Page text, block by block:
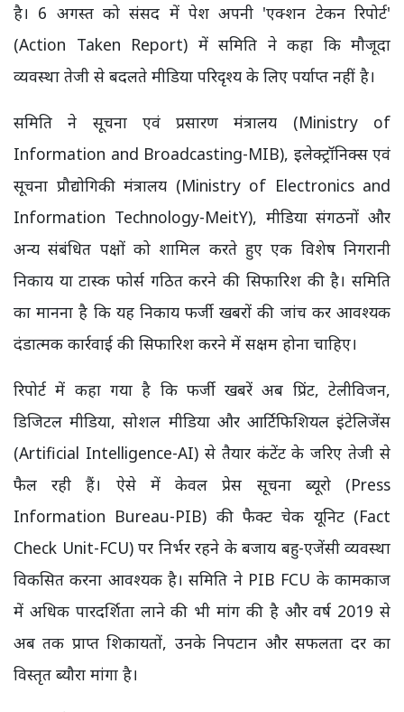
है। 6 अगस्त को संसद में पेश अपनी 'एक्शन टेकन रिपोर्ट'
(Action Taken Report) में समिति ने कहा कि मौजूदा
व्यवस्था तेजी से बदलते मीडिया परिदृश्य के लिए पर्याप्त नहीं है।
समिति ने सूचना एवं प्रसारण मंत्रालय (Ministry of
Information and Broadcasting-MIB), इलेक्ट्रॉनिक्स एवं
सूचना प्रौद्योगिकी मंत्रालय (Ministry of Electronics and
Information Technology-MeitY), मीडिया संगठनों और
अन्य संबंधित पक्षों को शामिल करते हुए एक विशेष निगरानी
निकाय या टास्क फोर्स गठित करने की सिफारिश की है। समिति
का मानना है कि यह निकाय फर्जी खबरों की जांच कर आवश्यक
दंडात्मक कार्रवाई की सिफारिश करने में सक्षम होना चाहिए।
रिपोर्ट में कहा गया है कि फर्जी खबरें अब प्रिंट, टेलीविजन,
डिजिटल मीडिया, सोशल मीडिया और आर्टिफिशियल इंटेलिजेंस
(Artificial Intelligence-AI) से तैयार कंटेंट के जरिए तेजी से
फैल रही हैं। ऐसे में केवल प्रेस सूचना ब्यूरो (Press
Information Bureau-PIB) की फैक्ट चेक यूनिट (Fact
Check Unit-FCU) पर निर्भर रहने के बजाय बहु-एजेंसी व्यवस्था
विकसित करना आवश्यक है। समिति ने PIB FCU के कामकाज
में अधिक पारदर्शिता लाने की भी मांग की है और वर्ष 2019 से
अब तक प्राप्त शिकायतों, उनके निपटान और सफलता दर का
विस्तृत ब्यौरा मांगा है।